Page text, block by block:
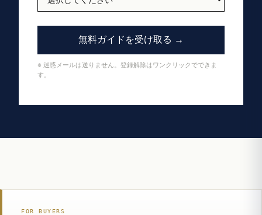
無料ガイドを受け取る →
※ 迷惑メールは送りません。登録解除はワンクリックでできま
す。
FOR BUYERS